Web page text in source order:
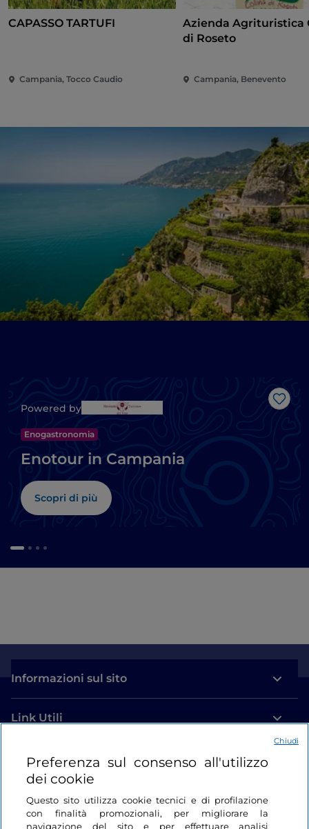
CAPASSO TARTUFI
Campania, Tocco Caudio
Azienda Agrituristica
di Roseto
Campania, Benevento
Like
Powered by
Enogastronomia
Enotour in Campania
Scopri di più
Informazioni sul sito
Link Utili
Login
Restiamo in contatto
Preferenza sul consenso all'utilizzo
dei cookie
Questo sito utilizza cookie tecnici e di profilazione
con finalità promozionali, per migliorare la
navigazione del sito e per effettuare analisi
Chiudi